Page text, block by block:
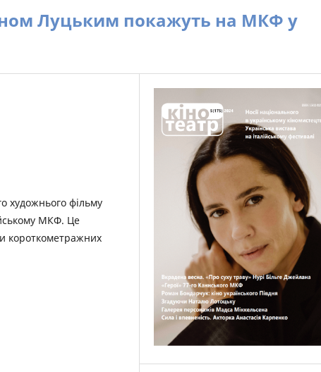
Луцьким покажуть на МКФ у
художнього фільму
МКФ. Це
короткометражних